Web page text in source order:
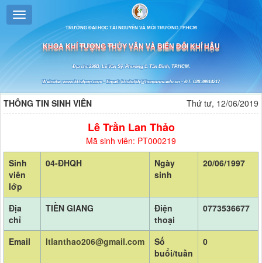
TRƯỜNG ĐẠI HỌC TÀI NGUYÊN VÀ MÔI TRƯỜNG TP.HCM
KHOA KHÍ TƯỢNG THỦY VĂN VÀ BIẾN ĐỔI KHÍ HẬU
Địa chỉ:236B, Lê Văn Sỹ, Phường 1, Tân Bình, TP.HCM.
Website: www.kttvhcm.com - Email: kttvbdkh@hcmunre.edu.vn - ĐT: 028.39914217
THÔNG TIN SINH VIÊN Thứ tư, 12/06/2019
Lê Trần Lan Thảo
Mã sinh viên: PT000219
Sinh
viên
lớp
04-ĐHQH
Ngày
sinh
20/06/1997
Địa
chỉ
TIỀN GIANG
Điện
thoại
0773536677
Email ltlanthao206@gmail.com
Số
buổi/tuần
0